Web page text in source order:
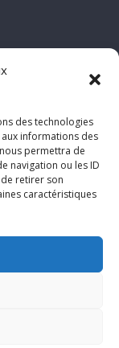
des technologies
informations des
permettra de
navigation ou les ID
retirer son
caractéristiques